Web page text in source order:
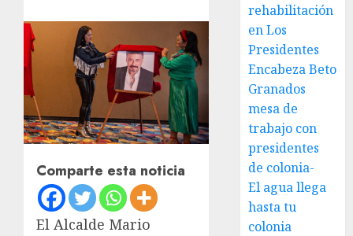
Comparte esta noticia
El Alcalde Mario
rehabilitación
en Los
Presidentes
Encabeza Beto
Granados
mesa de
trabajo con
presidentes
de colonia-
El agua llega
hasta tu
colonia